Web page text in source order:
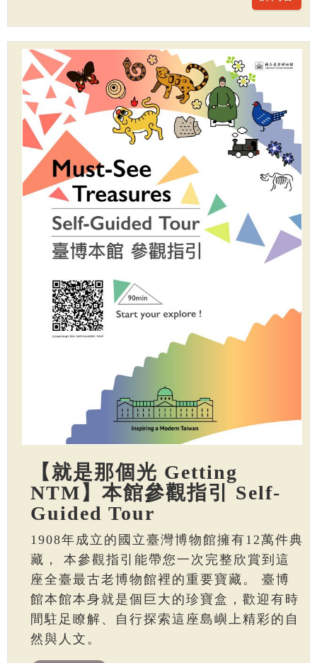
【就是那個光 Getting
NTM】本館參觀指引 Self-
Guided Tour
1908年成立的國立臺灣博物館擁有12萬件典
藏， 本參觀指引能帶您一次完整欣賞到這
座全臺最古老博物館裡的重要寶藏。 臺博
館本館本身就是個巨大的珍寶盒，歡迎有時
間駐足瞭解、自行探索這座島嶼上精彩的自
然與人文。